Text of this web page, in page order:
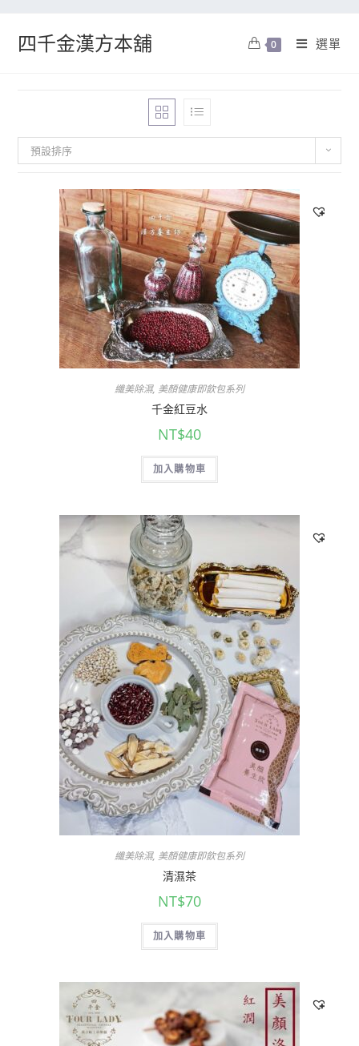
四千金漢方本舖 0 選單
預設排序
纖美除濕, 美顏健康即飲包系列
千金紅豆水
NT$40
加入購物車
纖美除濕, 美顏健康即飲包系列
清濕茶
NT$70
加入購物車